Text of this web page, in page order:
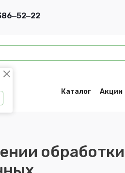
Каталог Акции
обработки